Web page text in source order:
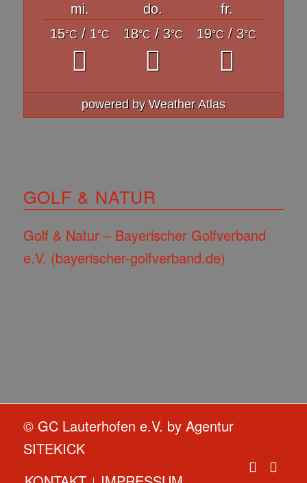
mi. do.
fr.
15°C/ 1°C 18°C/ 3°C 19°C / 3°C
powered by Weather Atlas
GOLF & NATUR
Golf & Natur – Bayerischer Golfverband
e.V. (bayerischer-golfverband.de)
© GC Lauterhofen e.V. by Agentur
SITEKICK